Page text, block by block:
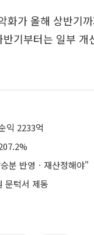
화가 올해 상반기
기부터는 일부
익 2233억
분 반영ㆍ재산정해야"
문턱서 제동